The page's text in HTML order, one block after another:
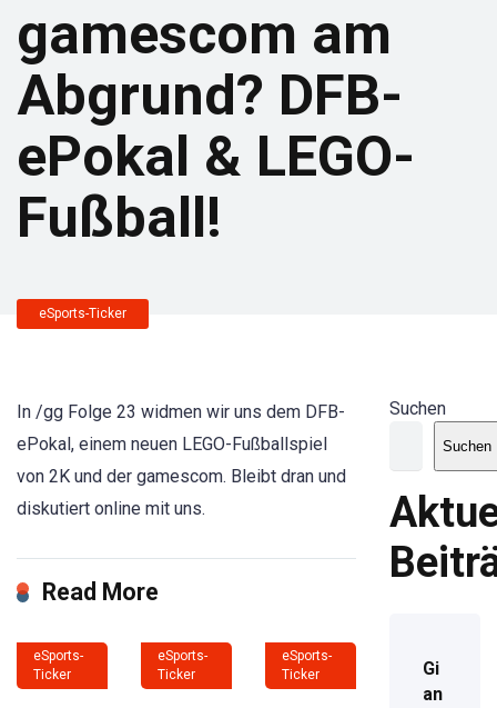
gamescom am
Abgrund? DFB-
ePokal & LEGO-
Fußball!
eSports-Ticker
In /gg Folge 23 widmen wir uns dem DFB-
ePokal, einem neuen LEGO-Fußballspiel
von 2K und der gamescom. Bleibt dran und
diskutiert online mit uns.
Read More
eSports-
Ticker
eSports-
Ticker
eSports-
Ticker
Suchen
Suchen
Gi
an